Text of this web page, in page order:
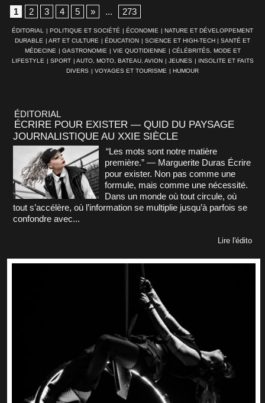
1
2 3 4 5 » ... 273
ÉDITORIAL | POLITIQUE ET SOCIÉTÉ | ÉCONOMIE | NATURE ET DÉVELOPPEMENT
DURABLE | ART ET CULTURE | ÉDUCATION | SCIENCE ET HIGH-TECH | SANTÉ ET
MÉDECINE | GASTRONOMIE | VIE QUOTIDIENNE | CÉLÉBRITÉS, MODE ET
LIFESTYLE | SPORT | AUTO, MOTO, BATEAU, AVION | JEUNES | INSOLITE ET FAITS
DIVERS | VOYAGES ET TOURISME | HUMOUR
ÉDITORIAL
ÉCRIRE POUR EXISTER — QUID DU PAYSAGE
JOURNALISTIQUE AU XXIE SIÈCLE
“Les mots sont notre matière
première.” — Marguerite Duras Écrire
pour exister. Non pas comme une
formule, mais comme une nécessité.
Dans un monde où tout circule, où
tout s’accélère, où l’information se multiplie jusqu’à parfois se
confondre avec...
Lire l'édito